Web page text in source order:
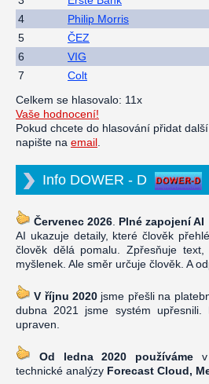
4
Philip Morris
5
ČEZ
6
VIG
7
Colt
Celkem se hlasovalo: 11x
Vaše hodnocení!
Pokud chcete do hlasování přidat
napište na email
Info DOWER - D
Červenec 2026 Plné zapojení AI
AI ukazuje detaily, které člověk
člověk dělá pomalu. Zpřesňuje
myšlenek. Ale směr určuje člověk. A
V říjnu 2020 jsme přešli na
dubna 2021 jsme systém
upraven.
Od ledna 2020 používáme v
technické analýzy Forecast Cloud,